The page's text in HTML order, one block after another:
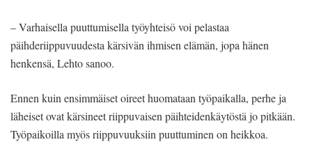
– Varhaisella puuttumisella työyhteisö voi pelastaa
päihderiippuvuudesta kärsivän ihmisen elämän, jopa hänen
henkensä, Lehto sanoo.
Ennen kuin ensimmäiset oireet huomataan työpaikalla, perhe ja
läheiset ovat kärsineet riippuvaisen päihteidenkäytöstä jo pitkään.
Työpaikoilla myös riippuvuuksiin puuttuminen on heikkoa.